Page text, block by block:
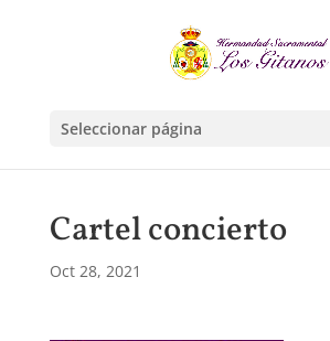
Seleccionar página
Cartel concierto
Oct 28, 2021